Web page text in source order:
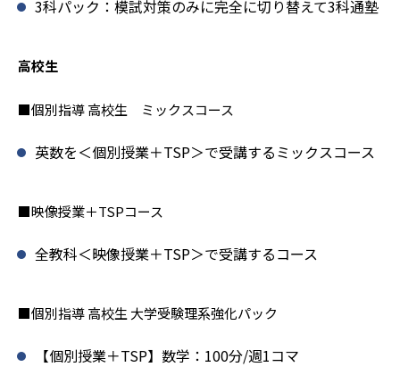
3科パック：模試対策のみに完全に切り替えて3科通塾
高校生
■個別指導 高校生 ミックスコース
英数を＜個別授業＋TSP＞で受講するミックスコース
■映像授業＋TSPコース
全教科＜映像授業＋TSP＞で受講するコース
■個別指導 高校生 大学受験理系強化パック
【個別授業＋TSP】数学：100分/週1コマ